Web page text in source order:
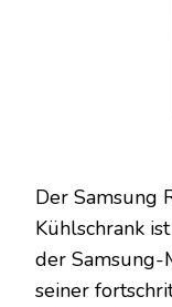
Der Samsung
Kühlschrank
der
seiner